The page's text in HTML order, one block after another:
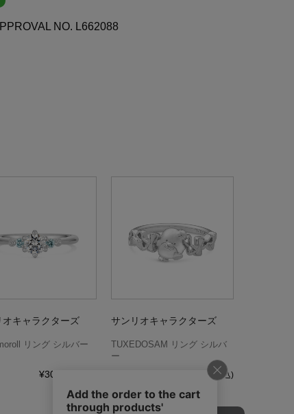
NO. L662088
キャラクターズ
リング シルバー
¥30,360
サンリオキャラクターズ
TUXEDOSAM リング シルバ
ー
¥29,040 (税込)